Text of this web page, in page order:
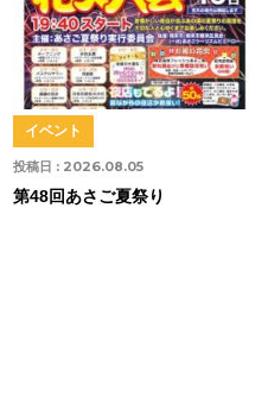
投稿日 : 2026.08.05
イベント
第48回あさご夏祭り